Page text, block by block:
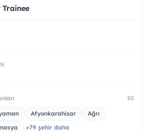
Trainee
85
Afyonkarahisar
Ağrı
+79 şehir daha